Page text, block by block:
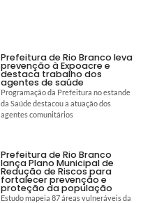
Prefeitura de Rio Branco leva
prevenção à Expoacre e
destaca trabalho dos
agentes de saúde
Programação da Prefeitura no estande
da Saúde destacou a atuação dos
agentes comunitários
Prefeitura de Rio Branco
lança Plano Municipal de
Redução de Riscos para
fortalecer prevenção e
proteção da população
Estudo mapeia 87 áreas vulneráveis da